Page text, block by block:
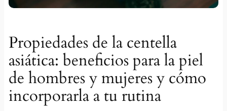
Propiedades de la centella
asiática: beneficios para la piel
de hombres y mujeres y cómo
incorporarla a tu rutina